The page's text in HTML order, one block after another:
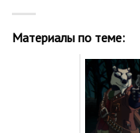
Материалы по теме: